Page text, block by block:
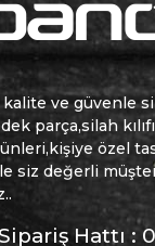
kalite ve güvenle
parça,silah
özel
siz değerli
Hattı :